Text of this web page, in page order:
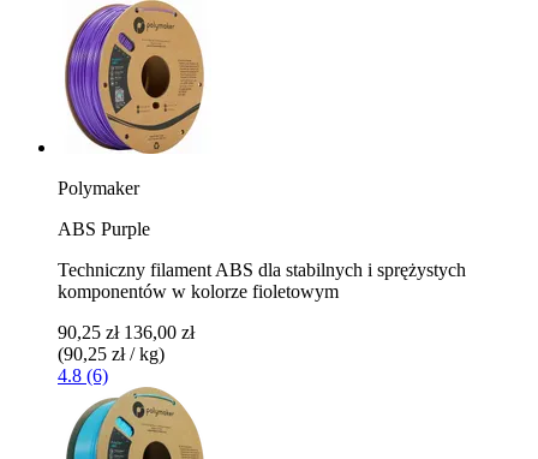
Polymaker
ABS Purple
Techniczny filament ABS dla stabilnych i sprężystych
komponentów w kolorze fioletowym
90,25 zł 136,00 zł
(90,25 zł / kg)
4.8 (6)